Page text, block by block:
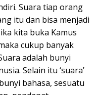
Suara tiap orang
itu dan bisa menjadi
kita buka Kamus
cukup banyak
adalah bunyi
Selain itu ‘suara’
bahasa, sesuatu